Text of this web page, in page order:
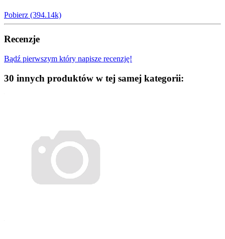
Pobierz (394.14k)
Recenzje
Bądź pierwszym który napisze recenzję!
30 innych produktów w tej samej kategorii: